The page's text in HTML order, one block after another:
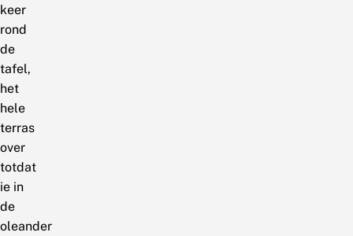
keer
rond
de
tafel,
het
hele
terras
over
totdat
ie in
de
oleander